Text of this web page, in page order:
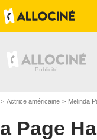
Actrice américaine Melinda
Page